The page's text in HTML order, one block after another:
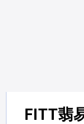
FITT翡